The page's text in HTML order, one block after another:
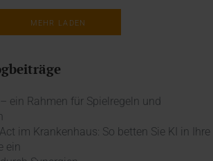
MEHR LADEN
– ein Rahmen für Spielregeln und
im Krankenhaus: So betten Sie KI in Ihre
ein